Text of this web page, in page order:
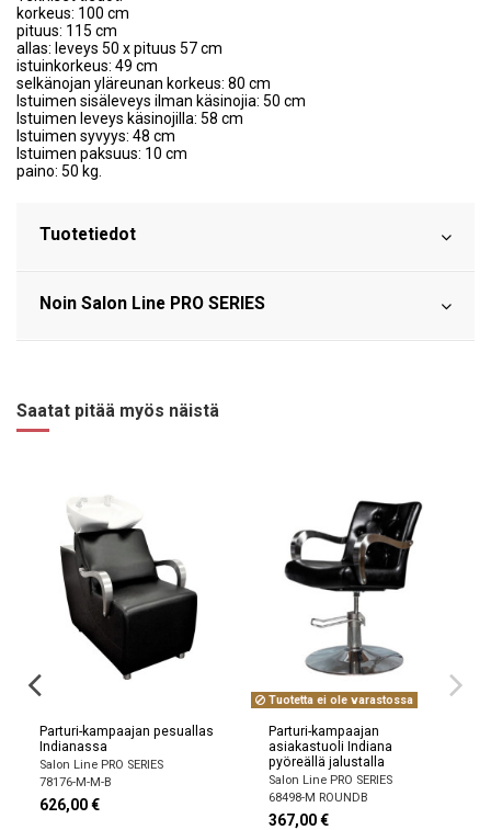
korkeus: 100 cm
pituus: 115 cm
allas: leveys 50 x pituus 57 cm
istuinkorkeus: 49 cm
selkänojan yläreunan korkeus: 80 cm
Istuimen sisäleveys ilman käsinojia: 50 cm
Istuimen leveys käsinojilla: 58 cm
Istuimen syvyys: 48 cm
Istuimen paksuus: 10 cm
paino: 50 kg.
Tuotetiedot
Noin Salon Line PRO SERIES
Saatat pitää myös näistä
Parturi-kampaajan pesuallas
Indianassa
Salon Line PRO SERIES
78176-M-M-B
626,00 €
Tuotetta ei ole varastossa
Parturi-kampaajan
asiakastuoli Indiana
pyöreällä jalustalla
Salon Line PRO SERIES
68498-M ROUNDB
367,00 €